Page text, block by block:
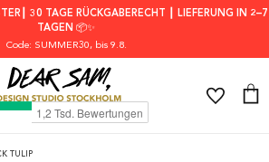
30 TAGE RÜCKGABERECHT ┃ LIEFERUNG IN 2–7
TAGEN 📦✨
Code: SUMMER30, bis 9.8.
TULIP